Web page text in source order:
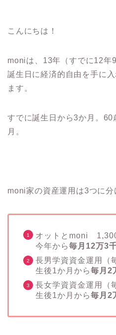
こんにちは！
moniは、13年（すでに12年
誕生日に経済的自由を手に
ます。
すでに誕生日から3か月。
月。
moni家の資産運用は3つに分
オットとmoni
今年から毎月12万3
長男学資資金運用（
生後1か月から毎月2
長女学資資金運用（
生後1か月から毎月2